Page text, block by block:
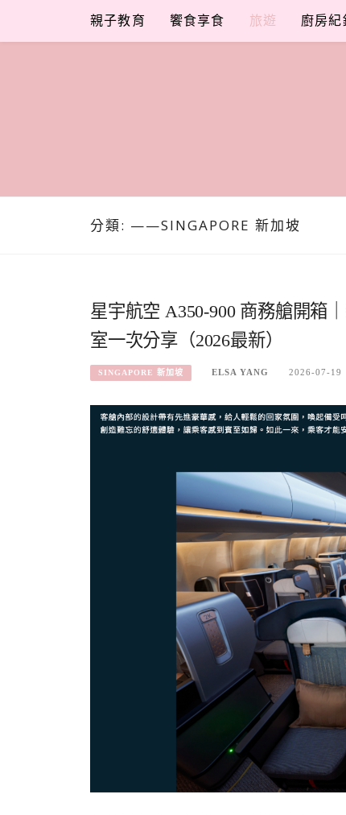
content
親子教育 饗食享食 旅遊 廚房紀
分類: ——SINGAPORE 新加坡
星宇航空 A350-900 商務艙開箱
室一次分享（2026最新）
SINGAPORE 新加坡 ELSA YANG 2026-07-19